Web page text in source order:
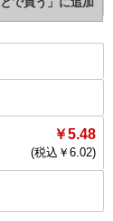
￥5.48
(税込￥ 6.02)